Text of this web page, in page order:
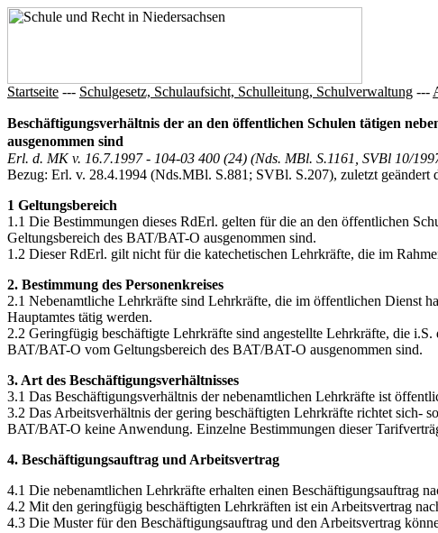
Startseite --- Schulgesetz, Schulaufsicht, Schulleitung, Schulverwaltung ---
Beschäftigungsverhältnis der an den öffentlichen Schulen tätigen
ausgenommen sind
Erl. d. MK v. 16.7.1997 - 104-03 400 (24) (Nds. MBl. S.1161, SVBl 10/
Bezug: Erl. v. 28.4.1994 (Nds.MBl. S.881; SVBl. S.207), zuletzt
1 Geltungsbereich
1.1 Die Bestimmungen dieses RdErl. gelten für die an den öffentlichen
Geltungsbereich des BAT/BAT-O ausgenommen sind.
1.2 Dieser RdErl. gilt nicht für die katechetischen Lehrkräfte, die im
2. Bestimmung des Personenkreises
2.1 Nebenamtliche Lehrkräfte sind Lehrkräfte, die im öffentlichen Dienst
Hauptamtes tätig werden.
2.2 Geringfügig beschäftigte Lehrkräfte sind angestellte Lehrkräfte, die
BAT/BAT-O vom Geltungsbereich des BAT/BAT-O ausgenommen sind.
3. Art des Beschäftigungsverhältnisses
3.1 Das Beschäftigungsverhältnis der nebenamtlichen Lehrkräfte ist
3.2 Das Arbeitsverhältnis der gering beschäftigten Lehrkräfte richtet sich-
BAT/BAT-O keine Anwendung. Einzelne Bestimmungen dieser
4. Beschäftigungsauftrag und Arbeitsvertrag
4.1 Die nebenamtlichen Lehrkräfte erhalten einen Beschäftigungsauftrag
4.2 Mit den geringfügig beschäftigten Lehrkräften ist ein Arbeitsvertrag
4.3 Die Muster für den Beschäftigungsauftrag und den Arbeitsvertrag